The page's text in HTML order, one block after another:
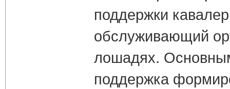
поддержки
обслуживающий
лошадях.
поддержка